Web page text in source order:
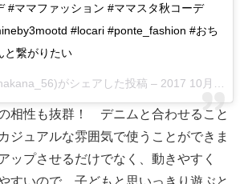
#ママファッション #ママスタ秋コーデ
#locari #ponte_fashion #おち
と繋がりたい
がシェアした投稿 – 2017 10月 30 5:20午後 PDT
相性も抜群！ デニムと合わせること
ジュアルな雰囲気で使うことができま
ップさせるだけでなく、動きやすく